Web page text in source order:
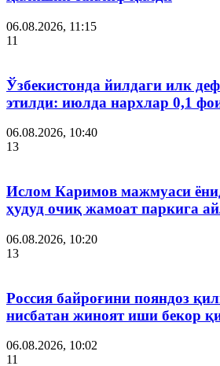
06.08.2026, 11:15
11
Ўзбекистонда йилдаги илк
этилди: июлда нархлар 0,1
06.08.2026, 10:40
13
Ислом Каримов мажмуаси
ҳудуд очиқ жамоат паркига
06.08.2026, 10:20
13
Россия байроғини пояндоз
нисбатан жиноят иши бекор
06.08.2026, 10:02
11